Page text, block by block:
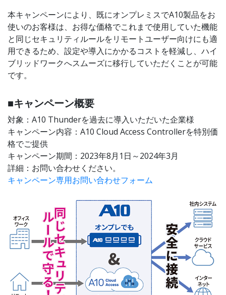
本キャンペーンにより、既にオンプレミスでA10製品をお
使いのお客様は、お得な価格でこれまで使用していた機能
と同じセキュリティルールをリモートユーザー向けにも適
用できるため、設定や導入にかかるコストを軽減し、ハイ
ブリッドワークへスムーズに移行していただくことが可能
です。
■キャンペーン概要
対象：A10 Thunderを過去に導入いただいた企業様
キャンペーン内容：A10 Cloud Access Controllerを特別価
格でご提供
キャンペーン期間：2023年8月1日～2024年3月
詳細：お問い合わせください。
キャンペーン専用お問い合わせフォーム